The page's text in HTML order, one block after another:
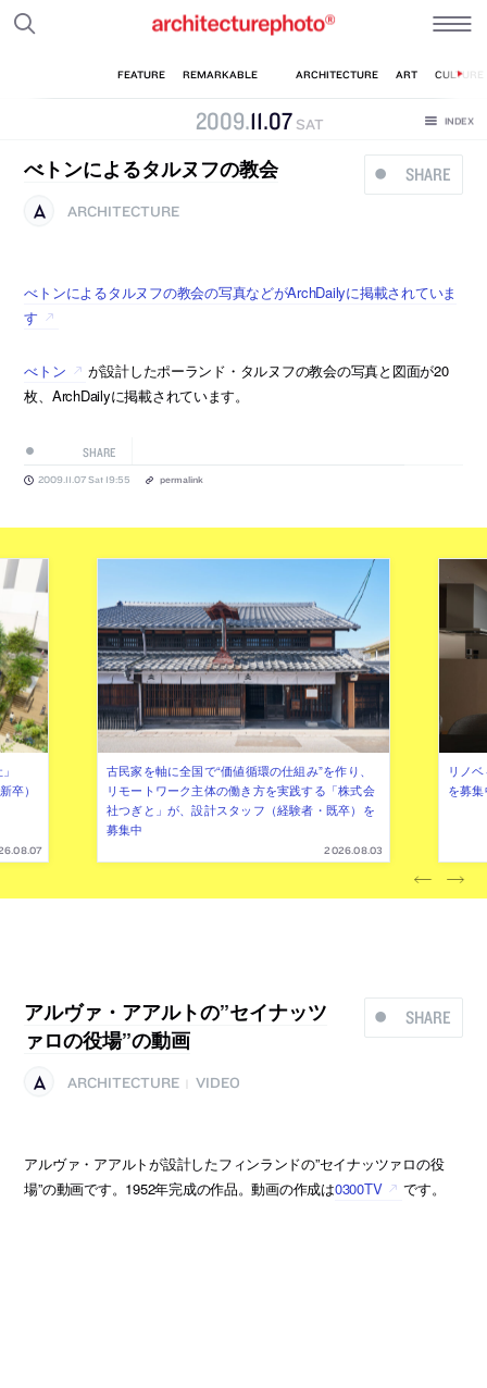
2009.11.07 SAT
SHARE
べトンによるタルヌフの教会
ARCHITECTURE
べトンによるタルヌフの教会の写真などがArchDailyに掲載されていま
す
べトン
が設計したポーランド・タルヌフの教会の写真と図面が20
枚、ArchDailyに掲載されています。
SHARE
2009.11.07 Sat 19:55 permalink
卒）
古民家を軸に全国で“価値循環の仕組み”を作り、
リモートワーク主体の働き方を実践する「株式会
社つぎと」が、設計スタッフ（経験者・既卒）を
募集中
2026.08.03
リノ
を募
SHARE
アルヴァ・アアルトの”セイナッツ
ァロの役場”の動画
ARCHITECTURE VIDEO
アルヴァ・アアルトが設計したフィンランドの”セイナッツァロの役
場”の動画です。1952年完成の作品。動画の作成は0300TV です。